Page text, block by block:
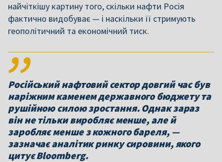
найчіткішу картину того, скільки нафти Росія
фактично видобуває — і наскільки її стримують
геополітичний та економічний тиск.
Російський нафтовий сектор довгий час був
наріжним каменем державного бюджету та
рушійною силою зростання. Однак зараз
він не тільки виробляє менше, але й
заробляє менше з кожного бареля, —
зазначає аналітик ринку сировини, якого
цитує Bloomberg.